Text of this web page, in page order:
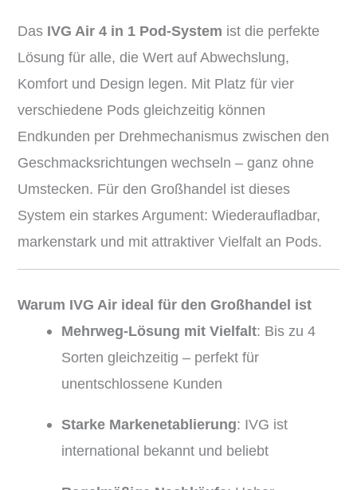
Das IVG Air 4 in 1 Pod-System ist die perfekte
Lösung für alle, die Wert auf Abwechslung,
Komfort und Design legen. Mit Platz für vier
verschiedene Pods gleichzeitig können
Endkunden per Drehmechanismus zwischen den
Geschmacksrichtungen wechseln – ganz ohne
Umstecken. Für den Großhandel ist dieses
System ein starkes Argument: Wiederaufladbar,
markenstark und mit attraktiver Vielfalt an Pods.
Warum IVG Air ideal für den Großhandel ist
Mehrweg-Lösung mit Vielfalt: Bis zu 4
Sorten gleichzeitig – perfekt für
unentschlossene Kunden
Starke Markenetablierung: IVG ist
international bekannt und beliebt